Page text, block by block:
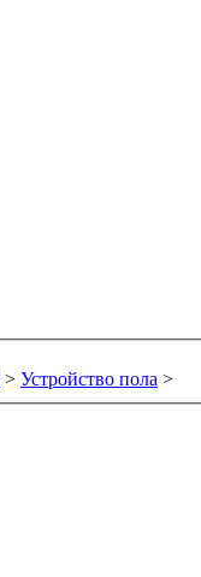
> Устройство пола >